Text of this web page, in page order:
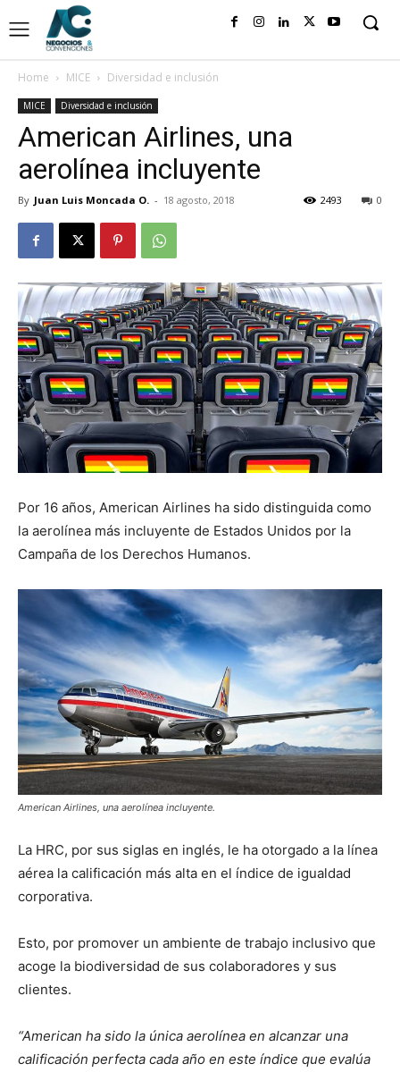
Home MICE Diversidad e inclusión
MICE Diversidad e inclusión
American Airlines, una
aerolínea incluyente
By Juan Luis Moncada O. - 18 agosto, 2018 0
2493
Por 16 años, American Airlines ha sido distinguida como
la aerolínea más incluyente de Estados Unidos por la
Campaña de los Derechos Humanos.
American Airlines, una aerolínea incluyente.
La HRC, por sus siglas en inglés, le ha otorgado a la línea
aérea la calificación más alta en el índice de igualdad
corporativa.
Esto, por promover un ambiente de trabajo inclusivo que
acoge la biodiversidad de sus colaboradores y sus
clientes.
“American ha sido la única aerolínea en alcanzar una
calificación perfecta cada año en este índice que evalúa